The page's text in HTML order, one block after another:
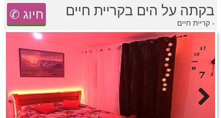
חדרים לפי שעה במישור החוף
חדרים לפי שעה בגליל מערבי
חדרים לפי שעה באזור ירושלים
פרסם באתר
חדרים באזור
חדרים לפי שעה בדרום
בקתה על הים בקריית חיים
קריית חיים -
✆ חיוג
טוען תמונות.....